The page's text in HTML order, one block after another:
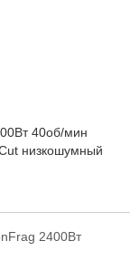
40об/мин
низкошумный